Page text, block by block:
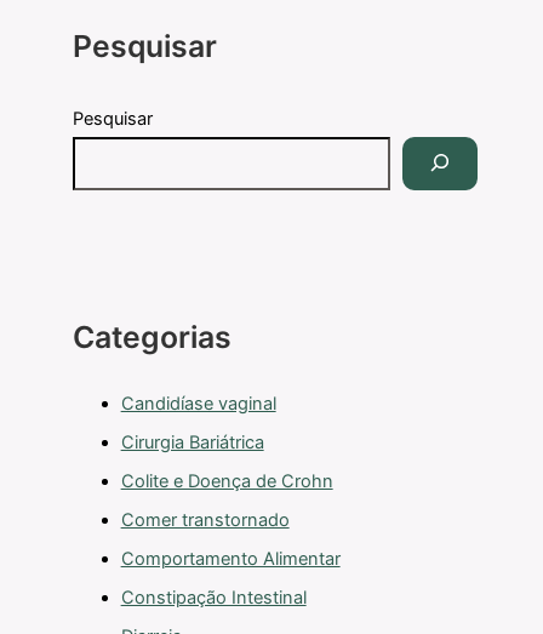
Pesquisar
Pesquisar
Categorias
Candidíase vaginal
Cirurgia Bariátrica
Colite e Doença de Crohn
Comer transtornado
Comportamento Alimentar
Constipação Intestinal